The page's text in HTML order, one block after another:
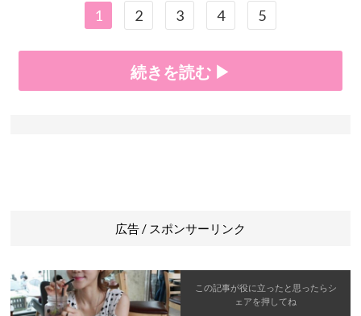
1 2 3 4 5
続きを読む ▶
広告 / スポンサーリンク
この記事が役に立ったと思ったらシ
ェアを押してね